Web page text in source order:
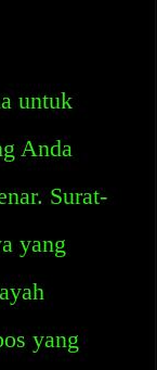
untuk
Anda
Surat-
yang
yang